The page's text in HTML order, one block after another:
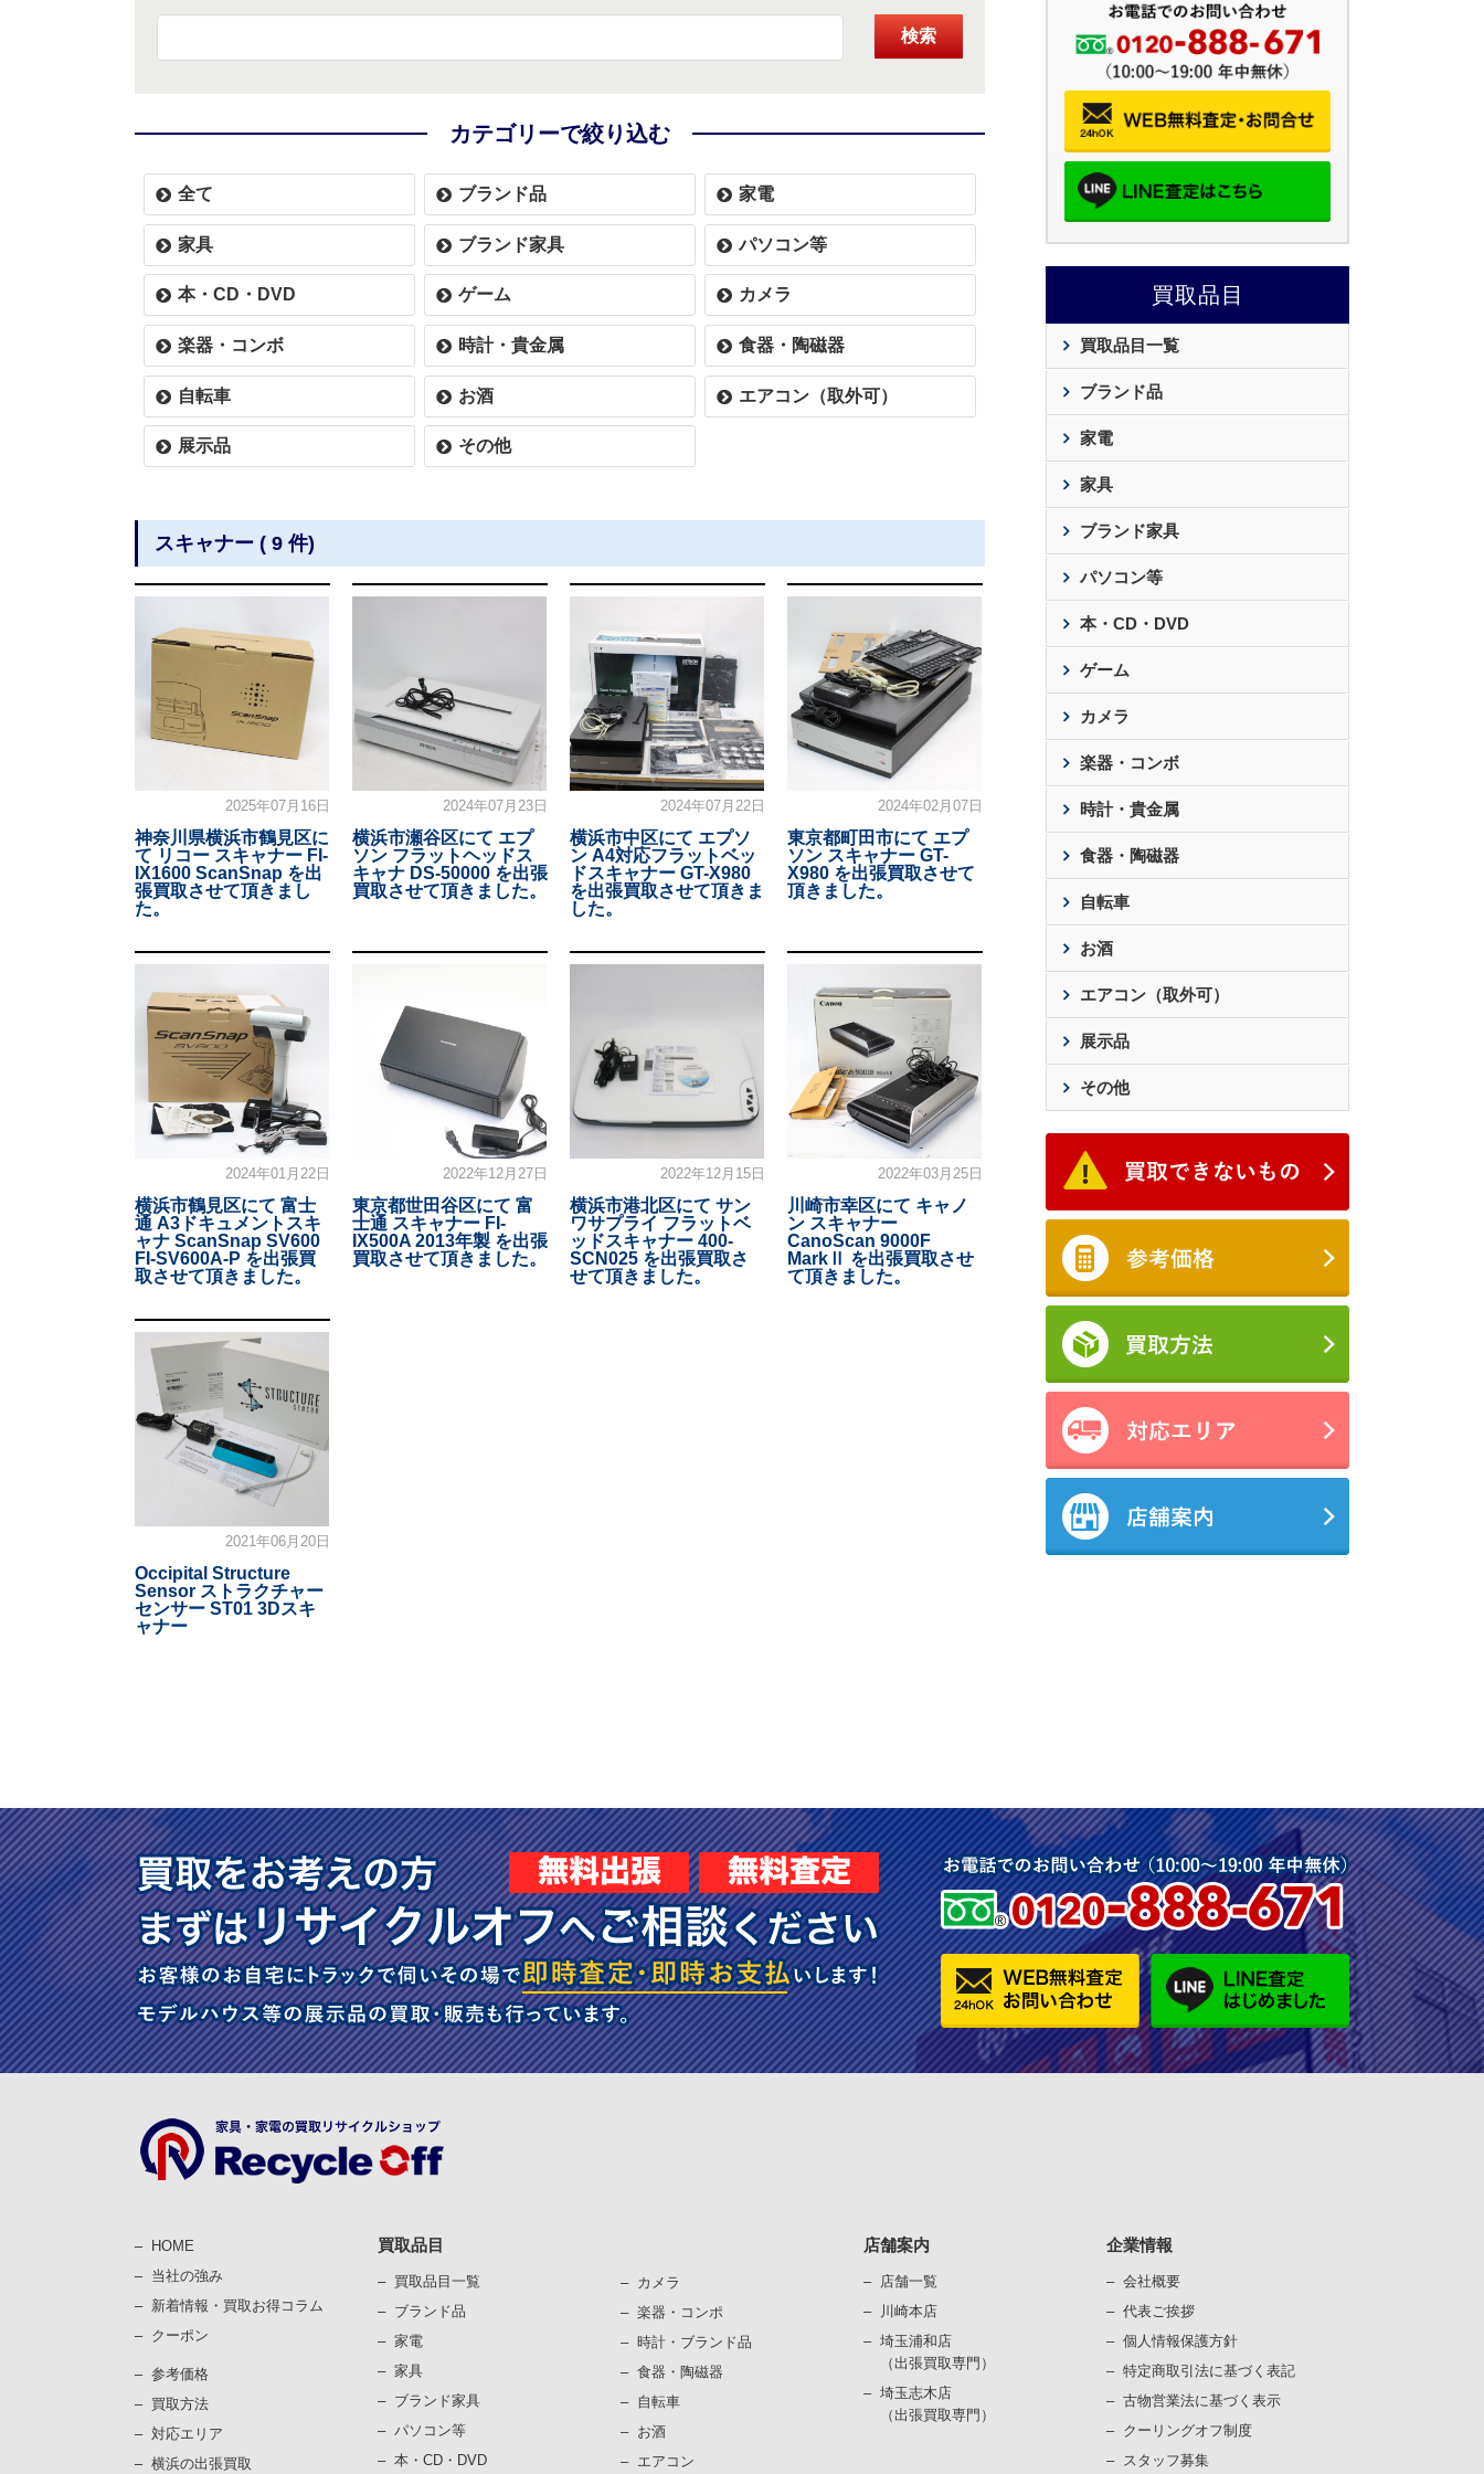
検索
カテゴリーで絞り込む
全て ブランド品 家電
家具 ブランド家具 パソコン等
本・CD・DVD ゲーム カメラ
楽器・コンボ 時計・貴金属 食器・陶磁器
自転車 お酒 エアコン（取外可）
展示品 その他
スキャナー ( 9 件)
2025年07月16日
神奈川県横浜市鶴見区に
て リコー スキャナー FI-
IX1600 ScanSnap を出
張買取させて頂きまし
た。
2024年07月23日
横浜市瀬谷区にて エプ
ソン フラットヘッドス
キャナ DS-50000 を出張
買取させて頂きました。
2024年07月22日
横浜市中区にて エプソ
ン A4対応フラットベッ
ドスキャナー GT-X980
を出張買取させて頂きま
した。
2024年02月07日
東京都町田市にて エプ
ソン スキャナー GT-
X980 を出張買取させて
頂きました。
2024年01月22日
横浜市鶴見区にて 富士
通 A3ドキュメントスキ
ャナ ScanSnap SV600
FI-SV600A-P を出張買
取させて頂きました。
2022年12月27日
東京都世田谷区にて 富
士通 スキャナー FI-
IX500A 2013年製 を出張
買取させて頂きました。
2022年12月15日
横浜市港北区にて サン
ワサプライ フラットベ
ッドスキャナー 400-
SCN025 を出張買取さ
せて頂きました。
2022年03月25日
川崎市幸区にて キャノ
ン スキャナー
CanoScan 9000F
MarkⅡ を出張買取させ
て頂きました。
2021年06月20日
Occipital Structure
Sensor ストラクチャー
センサー ST01 3Dスキ
ャナー
買取品目
買取品目一覧
ブランド品
家電
家具
ブランド家具
パソコン等
本・CD・DVD
ゲーム
カメラ
楽器・コンボ
時計・貴金属
食器・陶磁器
自転車
お酒
エアコン（取外可）
展示品
その他
HOME
当社の強み
新着情報・買取お得コラム
クーポン
参考価格
買取⽅法
対応エリア
横浜の出張買取
買取品目
買取品目一覧
ブランド品
家電
家具
ブランド家具
パソコン等
本・CD・DVD
カメラ
楽器・コンポ
時計・ブランド品
⾷器・陶磁器
⾃転⾞
お酒
エアコン
店舗案内
店舗一覧
川崎本店
埼玉浦和店
（出張買取専門）
埼玉志木店
（出張買取専門）
企業情報
会社概要
代表ご挨拶
個⼈情報保護⽅針
特定商取引法に基づく表記
古物営業法に基づく表⽰
クーリングオフ制度
スタッフ募集